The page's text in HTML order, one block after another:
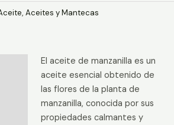
, Aceites y Mantecas
El aceite de manzanilla es un
aceite esencial obtenido de
las flores de la planta de
manzanilla, conocida por sus
propiedades calmantes y